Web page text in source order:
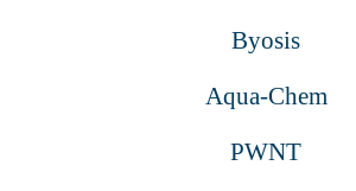
Byosis
Aqua-Chem
PWNT